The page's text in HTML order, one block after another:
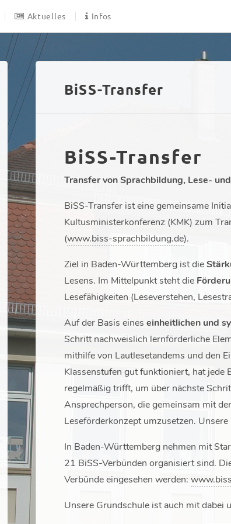
Aktuelles Infos
BiSS-Transfer
BiSS-Transfer
Transfer von Sprachbildung, Lese-
BiSS-Transfer ist eine gemeinsame
Kultusministerkonferenz (KMK) zum
(www.biss-sprachbildung.de).
Ziel in Baden-Württemberg ist die
Lesens. Im Mittelpunkt steht die
Lesefähigkeiten (Leseverstehen,
Auf der Basis eines einheitlichen und
Schritt nachweislich lernförderliche
mithilfe von Lautlesetandems und den
Klassenstufen gut funktioniert, hat jede
regelmäßig trifft, um über nächste
Ansprechperson, die gemeinsam mit
Leseförderkonzept umzusetzen.
In Baden-Württemberg nehmen mit
21 BiSS-Verbünden organisiert sind.
Verbünde eingesehen werden:
Unsere Grundschule ist auch mit dabei